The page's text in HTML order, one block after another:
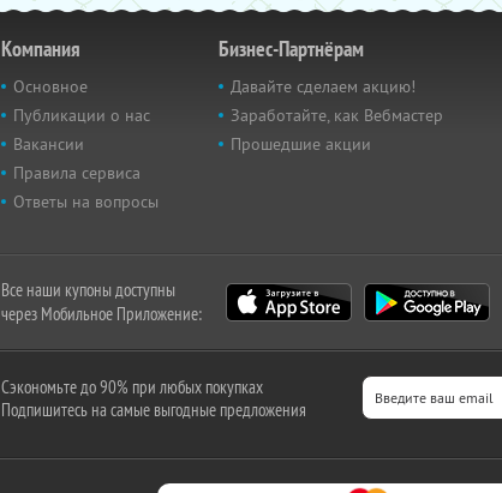
Компания
Основное
Публикации о нас
Вакансии
Правила сервиса
Ответы на вопросы
Бизнес-Партнёрам
Давайте сделаем акцию!
Заработайте, как Вебмастер
Прошедшие акции
Все наши купоны доступны
через Мобильное Приложение:
Сэкономьте до 90% при любых покупках
Подпишитесь на самые выгодные предложения